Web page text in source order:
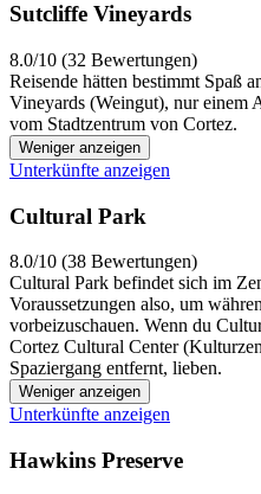
Sutcliffe Vineyards
8.0/10 (32 Bewertungen)
Reisende hätten bestimmt Spaß
Vineyards (Weingut), nur einem
vom Stadtzentrum von Cortez.
Weniger anzeigen
Unterkünfte anzeigen
Cultural Park
8.0/10 (38 Bewertungen)
Cultural Park befindet sich im
Voraussetzungen also, um
vorbeizuschauen. Wenn du
Cortez Cultural Center
Spaziergang entfernt, lieben.
Weniger anzeigen
Unterkünfte anzeigen
Hawkins Preserve